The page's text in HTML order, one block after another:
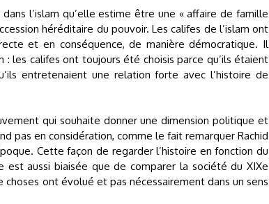
l’islam qu’elle estime être une « affaire de famille
héréditaire du pouvoir. Les califes de l’islam ont
et en conséquence, de manière démocratique. Il
: les califes ont toujours été choisis parce qu’ils étaient
entretenaient une relation forte avec l’histoire de
qui souhaite donner une dimension politique et
pas en considération, comme le fait remarquer Rachid
Cette façon de regarder l’histoire en fonction du
aussi biaisée que de comparer la société du XIXe
choses ont évolué et pas nécessairement dans un sens